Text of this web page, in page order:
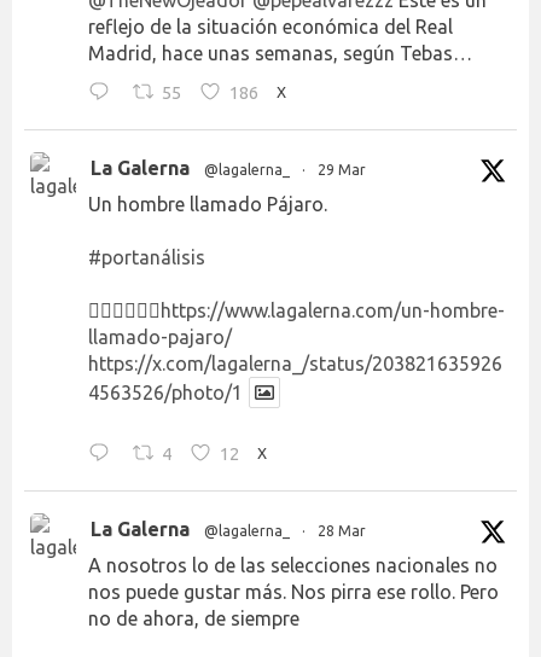
reflejo de la situación económica del Real
Madrid, hace unas semanas, según Tebas…
55 186 X
La Galerna @lagalerna_ · 29 Mar
Un hombre llamado Pájaro.
#portanálisis
👉🏻👉🏻👉🏻 https://www.lagalerna.com/un-hombre-
llamado-pajaro/
https://x.com/lagalerna_/status/203821635926
4563526/photo/1
4 12 X
La Galerna @lagalerna_ · 28 Mar
A nosotros lo de las selecciones nacionales no
nos puede gustar más. Nos pirra ese rollo. Pero
no de ahora, de siempre